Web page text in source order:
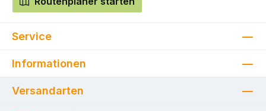
Service
Informationen
Versandarten